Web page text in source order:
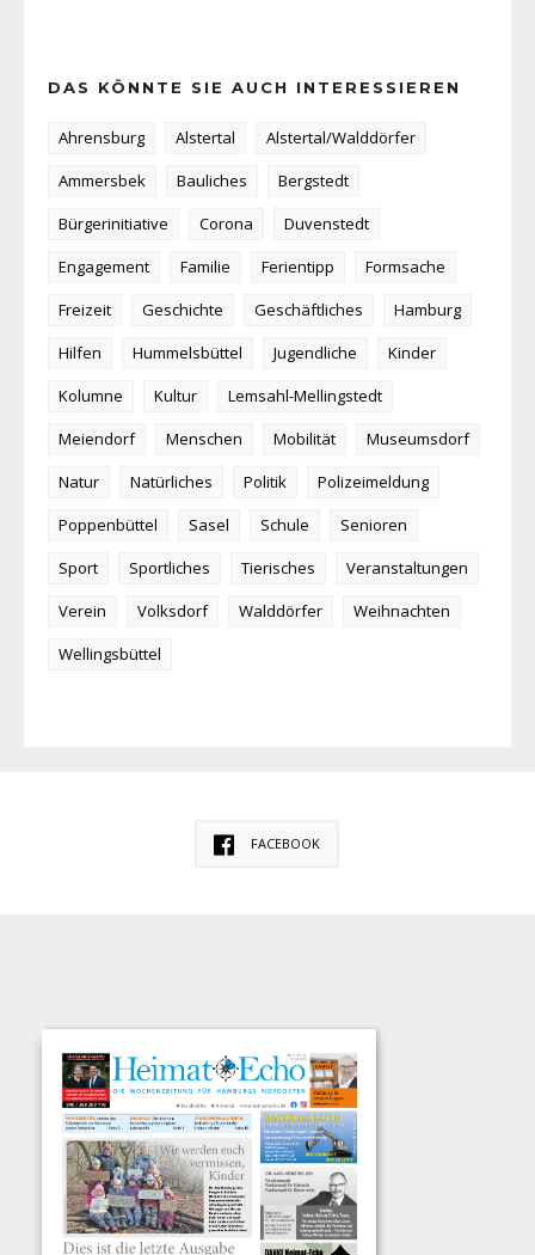
DAS KÖNNTE SIE AUCH INTERESSIEREN
Ahrensburg Alstertal
Alstertal/Walddörfer
Ammersbek
Bauliches
Bergstedt
Bürgerinitiative
Corona
Duvenstedt
Engagement
Familie Ferientipp
Formsache
Freizeit
Geschichte Geschäftliches
Hamburg
Hilfen
Hummelsbüttel Jugendliche
Kinder
Kolumne
Kultur
Lemsahl-Mellingstedt
Meiendorf
Menschen Mobilität
Museumsdorf
Natur
Natürliches Politik
Polizeimeldung
Poppenbüttel
Sasel Schule
Senioren
Sport
Sportliches Tierisches
Veranstaltungen
Verein
Volksdorf Walddörfer
Weihnachten
Wellingsbüttel
FACEBOOK